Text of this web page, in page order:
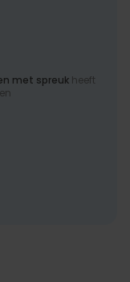
met spreukheeft